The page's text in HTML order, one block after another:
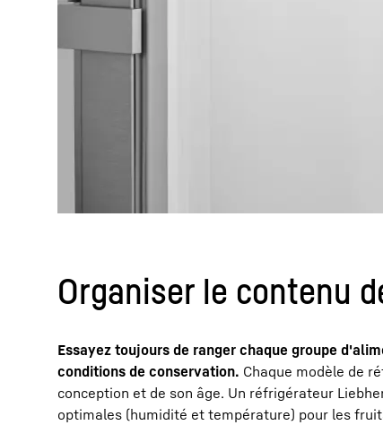
Organiser le contenu
Essayez toujours de ranger chaque groupe
conditions de conservation. Chaque modèle de
conception et de son âge. Un réfrigérateur
optimales (humidité et température) pour les